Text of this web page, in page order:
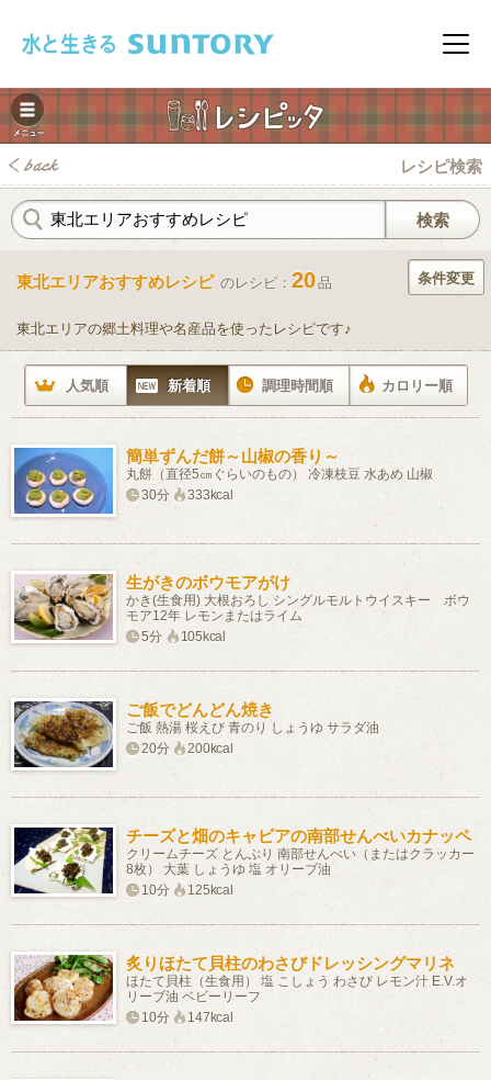
メニ
レシピ検索
東北エリアおすすめレシピ のレシピ： 20品 条件変更
東北エリアの郷土料理や名産品を使ったレシピです♪
人気順 新着順 調理時間順 カロリー順
簡単ずんだ餅～山椒の香り～
丸餅（直径5㎝ぐらいのもの） 冷凍枝豆 水あめ 山椒
30分
333kcal
生がきのボウモアがけ
かき(生食用) 大根おろし シングルモルトウイスキー ボウ
モア12年 レモンまたはライム
5分
105kcal
ご飯でどんどん焼き
ご飯 熱湯 桜えび 青のり しょうゆ サラダ油
20分
200kcal
チーズと畑のキャビアの南部せんべいカナッペ
クリームチーズ とんぶり 南部せんべい（またはクラッカー
8枚） 大葉 しょうゆ 塩 オリーブ油
10分
125kcal
炙りほたて貝柱のわさびドレッシングマリネ
ほたて貝柱（生食用） 塩 こしょう わさび レモン汁 E.V.オ
リーブ油 ベビーリーフ
10分
147kcal